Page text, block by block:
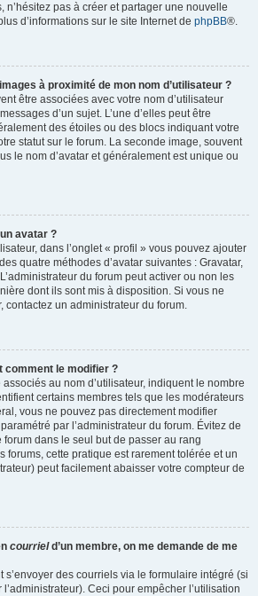
n’hésitez pas à créer et partager une nouvelle
d’informations sur le site Internet de phpBB®.
à proximité de mon nom d’utilisateur ?
être associées avec votre nom d’utilisateur
d’un sujet. L’une d’elles peut être
des étoiles ou des blocs indiquant votre
statut sur le forum. La seconde image, souvent
le nom d’avatar et généralement est unique ou
avatar ?
dans l’onglet « profil » vous pouvez ajouter
quatre méthodes d’avatar suivantes : Gravatar,
du forum peut activer ou non les
dont ils sont mis à disposition. Si vous ne
contactez un administrateur du forum.
comment le modifier ?
au nom d’utilisateur, indiquent le nombre
certains membres tels que les modérateurs
vous ne pouvez pas directement modifier
paramétré par l’administrateur du forum. Évitez de
dans le seul but de passer au rang
forums, cette pratique est rarement tolérée et un
peut facilement abaisser votre compteur de
courrield’un membre, on me demande de me
s’envoyer des courriels via le formulaire intégré (si
Ceci pour empêcher l’utilisation